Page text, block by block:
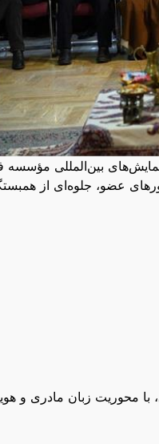
عنوان «چله مهر» شامگاه پنجشنبه ۲۷ آذر ۱۴۰۴ در سالن
عضو، جلوه‌ای از
با محوریت زبان مادری و